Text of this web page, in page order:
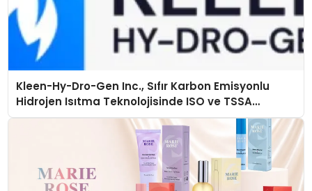
Kleen-Hy-Dro-Gen Inc., Sıfır Karbon Emisyonlu
Hidrojen Isıtma Teknolojisinde ISO ve TSSA
Düzenleyici Onaylarını Aldı